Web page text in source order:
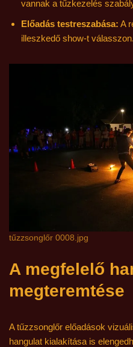
vannak a tűzkezelés
Előadás testreszabása: A
illeszkedő show-t válasszon.
tűzzsonglőr 0008.jpg
A megfelelő
megteremtése
A tűzzsonglőr előadások
hangulat kialakítása is